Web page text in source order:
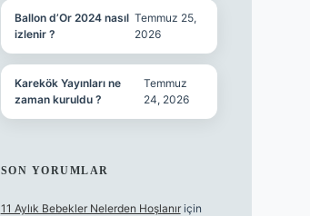
Ballon d’Or 2024 nasıl
izlenir ?
Temmuz 25,
2026
Karekök Yayınları ne
zaman kuruldu ?
Temmuz
24, 2026
SON YORUMLAR
11 Aylık Bebekler Nelerden Hoşlanıriçin